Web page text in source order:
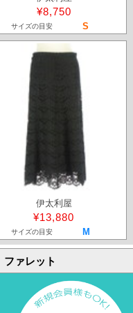
¥8,750
サイズの目安 S
伊太利屋
¥13,880
サイズの目安 M
ァレット